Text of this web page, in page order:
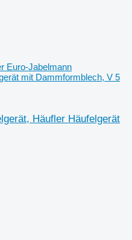
Euro-Jabelmann
mit Dammformblech, V 5
Häufler Häufelgerät